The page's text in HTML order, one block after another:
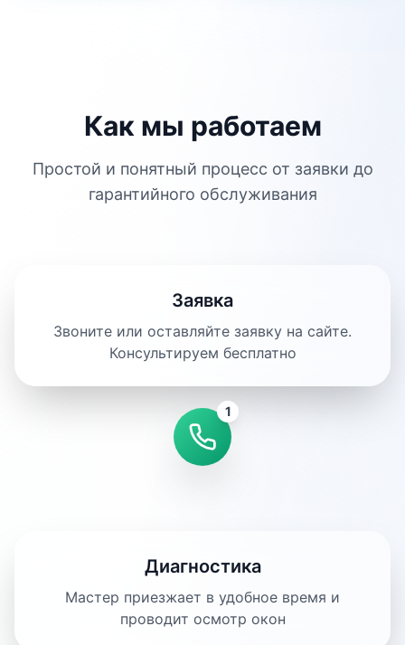
Как мы работаем
Простой и понятный процесс от заявки до
гарантийного обслуживания
Заявка
Звоните или оставляйте заявку на сайте.
Консультируем бесплатно
1
Диагностика
Мастер приезжает в удобное время и
проводит осмотр окон